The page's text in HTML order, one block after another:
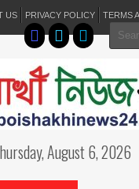
US PRIVACY POLICY TERMS
Search
for:
August 6, 2026